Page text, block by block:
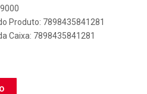
Produto: 7898435841281
Caixa: 7898435841281